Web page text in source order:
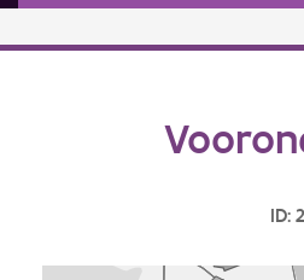
ID: